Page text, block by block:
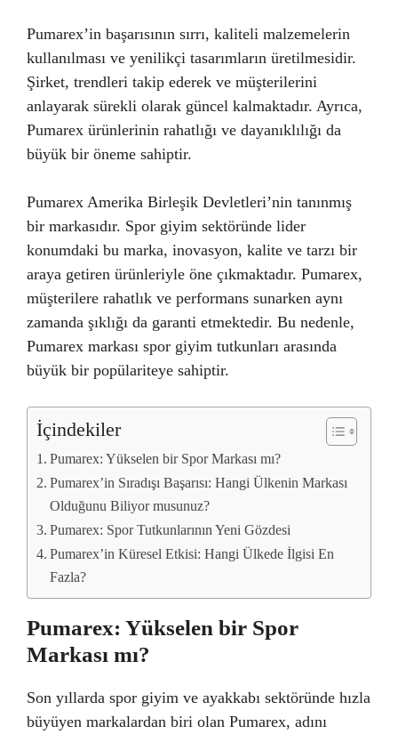
Pumarex’in başarısının sırrı, kaliteli malzemelerin
kullanılması ve yenilikçi tasarımların üretilmesidir.
Şirket, trendleri takip ederek ve müşterilerini
anlayarak sürekli olarak güncel kalmaktadır. Ayrıca,
Pumarex ürünlerinin rahatlığı ve dayanıklılığı da
büyük bir öneme sahiptir.
Pumarex Amerika Birleşik Devletleri’nin tanınmış
bir markasıdır. Spor giyim sektöründe lider
konumdaki bu marka, inovasyon, kalite ve tarzı bir
araya getiren ürünleriyle öne çıkmaktadır. Pumarex,
müşterilere rahatlık ve performans sunarken aynı
zamanda şıklığı da garanti etmektedir. Bu nedenle,
Pumarex markası spor giyim tutkunları arasında
büyük bir popülariteye sahiptir.
İçindekiler
Pumarex: Yükselen bir Spor Markası mı?
Pumarex’in Sıradışı Başarısı: Hangi Ülkenin Markası
Olduğunu Biliyor musunuz?
Pumarex: Spor Tutkunlarının Yeni Gözdesi
Pumarex’in Küresel Etkisi: Hangi Ülkede İlgisi En
Fazla?
Pumarex: Yükselen bir Spor
Markası mı?
Son yıllarda spor giyim ve ayakkabı sektöründe hızla
büyüyen markalardan biri olan Pumarex, adını